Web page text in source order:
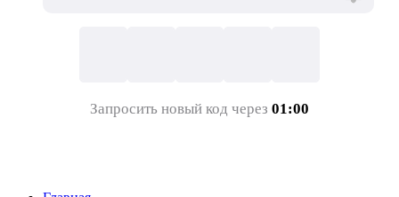
Запросить новый код через 01:00